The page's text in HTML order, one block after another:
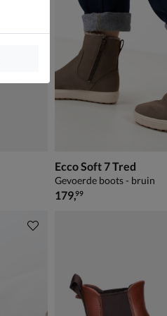
Ecco Soft 7 Tred
Gevoerde boots - bruin
€ 179,99
179,99